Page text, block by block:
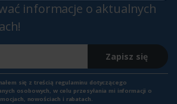
informacje o aktualnych
Zapisz się
się z treścią regulaminu dotyczącego
osobowych, w celu przesyłania mi informacji o
nowościach i rabatach.